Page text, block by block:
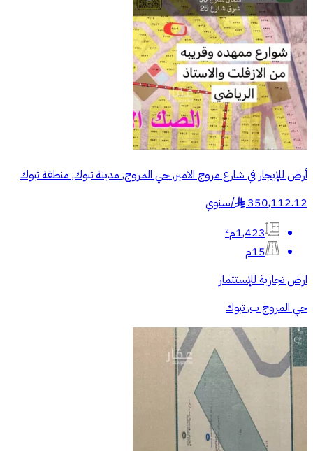
أرض للإيجار في شارع مروج الامير, حي المروج, مدينة تبوك, منطقة تبوك
350,112.12
§
/سنوي
1,423م²
15م
ارض تجارية للإستثمار
حي المروج ب, تبوك